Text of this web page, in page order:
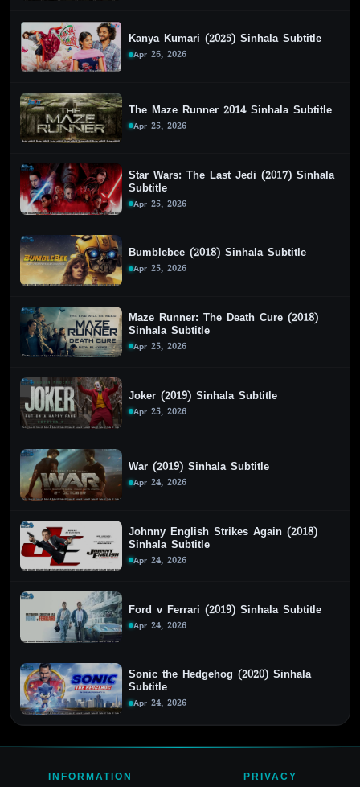
Kanya Kumari (2025) Sinhala Subtitle
Apr 26, 2026
The Maze Runner 2014 Sinhala Subtitle
Apr 25, 2026
Star Wars: The Last Jedi (2017) Sinhala
Subtitle
Apr 25, 2026
Bumblebee (2018) Sinhala Subtitle
Apr 25, 2026
Maze Runner: The Death Cure (2018)
Sinhala Subtitle
Apr 25, 2026
Joker (2019) Sinhala Subtitle
Apr 25, 2026
War (2019) Sinhala Subtitle
Apr 24, 2026
Johnny English Strikes Again (2018)
Sinhala Subtitle
Apr 24, 2026
Ford v Ferrari (2019) Sinhala Subtitle
Apr 24, 2026
Sonic the Hedgehog (2020) Sinhala
Subtitle
Apr 24, 2026
INFORMATION PRIVACY